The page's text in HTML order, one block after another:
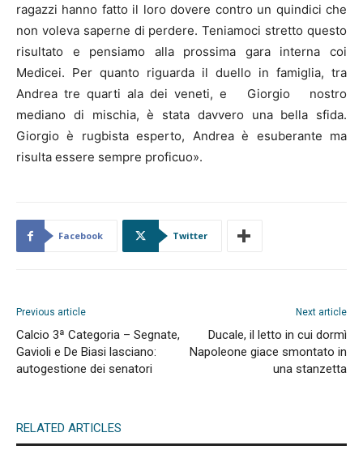
ragazzi hanno fatto il loro dovere contro un quindici che
non voleva saperne di perdere. Teniamoci stretto questo
risultato e pensiamo alla prossima gara interna coi
Medicei. Per quanto riguarda il duello in famiglia, tra
Andrea tre quarti ala dei veneti, e Giorgio nostro
mediano di mischia, è stata davvero una bella sfida.
Giorgio è rugbista esperto, Andrea è esuberante ma
risulta essere sempre proficuo».
Facebook Twitter
Previous article
Calcio 3ª Categoria – Segnate,
Gavioli e De Biasi lasciano:
autogestione dei senatori
Next article
Ducale, il letto in cui dormì
Napoleone giace smontato in
una stanzetta
RELATED ARTICLES